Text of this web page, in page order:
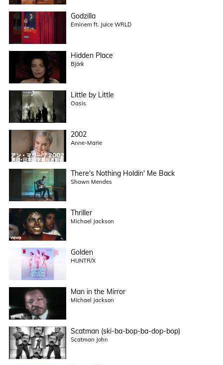
Godzilla
Eminem ft. Juice WRLD
Hidden Place
Björk
Little by Little
Oasis
2002
Anne-Marie
There's Nothing Holdin' Me Back
Shawn Mendes
Thriller
Michael Jackson
Golden
HUNTR/X
Man in the Mirror
Michael Jackson
Scatman (ski-ba-bop-ba-dop-bop)
Scatman John